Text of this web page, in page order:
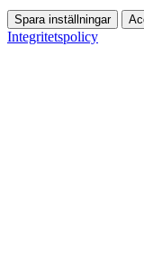
Spara inställningar
Integritetspolicy